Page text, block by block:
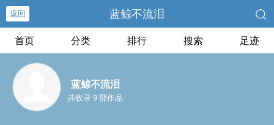
返回 蓝鲸不流泪
首页 分类 排行 搜索 足迹
蓝鲸不流泪
共收录 9 部作品